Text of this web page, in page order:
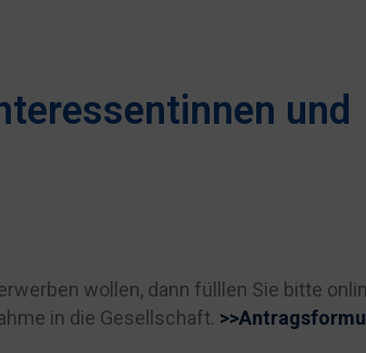
und
wollen, dann fülllen Sie bitte
in die Gesellschaft.